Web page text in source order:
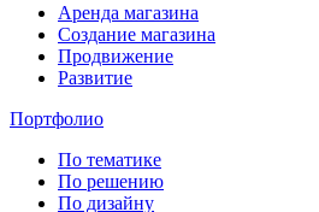
Аренда магазина
Создание магазина
Продвижение
Развитие
Портфолио
По тематике
По решению
По дизайну